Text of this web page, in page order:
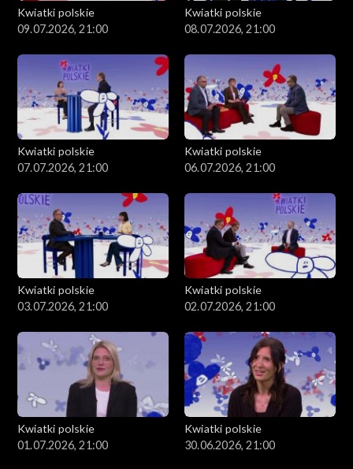
Kwiatki polskie
09.07.2026, 21:00
Kwiatki polskie
08.07.2026, 21:00
Kwiatki polskie
07.07.2026, 21:00
Kwiatki polskie
06.07.2026, 21:00
Kwiatki polskie
03.07.2026, 21:00
Kwiatki polskie
02.07.2026, 21:00
Kwiatki polskie
01.07.2026, 21:00
Kwiatki polskie
30.06.2026, 21:00